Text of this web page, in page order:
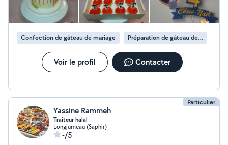
Confection de gâteau de mariage Préparation de gâteau de baptême
Voir le profil Contacter
Particulier
Yassine Rammeh
Traiteur halal
Longjumeau (Saphir)
-/5